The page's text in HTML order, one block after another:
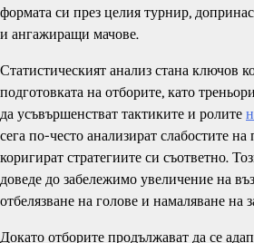
формата си през целия турнир,
и ангажиращи мачове.
Статистическият анализ стана ключов
подготовката на отборите, като
да усъвършенстват тактиките и ролите
сега по-често анализират слабостите
коригират стратегиите си съответно.
доведе до забележимо увеличение на
отбелязване на голове и намаляване на
Докато отборите продължават да се